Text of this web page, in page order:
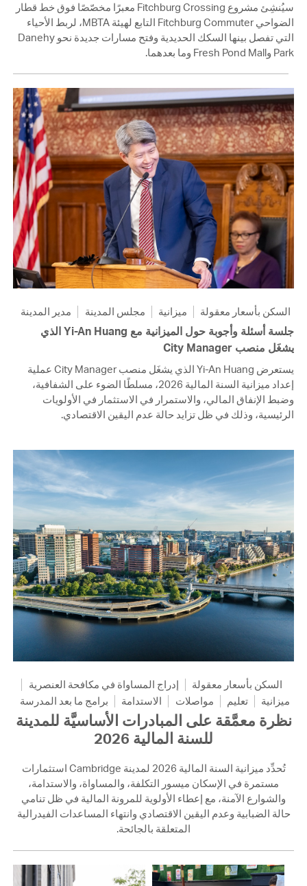
سيُنشِئ مشروع Fitchburg Crossing معبرًا مخصّصًا فوق خط قطار
الضواحي Fitchburg Commuter التابع لهيئة MBTA، لربط الأحياء
التي تفصل بينها السكك الحديدية وفتح مسارات جديدة نحو Danehy
Park وFresh Pond Mall وما بعدهما.
السكن بأسعار معقولة ميزانية مجلس المدينة مدير المدينة
جلسة أسئلة وأجوبة حول الميزانية مع Yi-An Huang الذي
يشغَل منصب City Manager
يستعرض Yi-An Huang الذي يشغَل منصب City Manager عملية
إعداد ميزانية السنة المالية 2026، مسلطًا الضوء على الشفافية،
وضبط الإنفاق المالي، والاستمرار في الاستثمار في الأولويات
الرئيسية، وذلك في ظل تزايد حالة عدم اليقين الاقتصادي.
السكن بأسعار معقولة
إدراج المساواة في مكافحة العنصرية
ميزانية
تعليم مواصلات الاستدامة برامج ما بعد المدرسة
نظرة معمَّقة على المبادرات الأساسيَّة للمدينة
للسنة المالية 2026
تُحدِّد ميزانية السنة المالية 2026 لمدينة Cambridge استثمارات
مستمرة في الإسكان ميسور التكلفة، والمساواة، والاستدامة،
والشوارع الآمنة، مع إعطاء الأولوية للمرونة المالية في ظل تنامي
حالة الضبابية وعدم اليقين الاقتصادي وانتهاء المساعدات الفيدرالية
المتعلقة بالجائحة.